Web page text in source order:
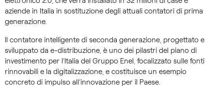
aziende in Italia in sostituzione degli attuali contatori di prima
generazione.
Il contatore intelligente di seconda generazione, progettato e
sviluppato da e-distribuzione, è uno dei pilastri del piano di
investimento per l’Italia del Gruppo Enel, focalizzato sulle fonti
rinnovabili e la digitalizzazione, e costituisce un esempio
concreto di impulso all’innovazione per il Paese.